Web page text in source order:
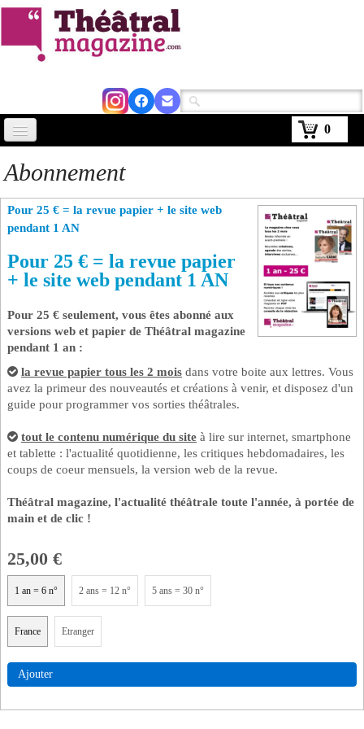
0
Avignon 2026
Critiques
Agenda
Kiosque
Abonnement
Se connecter
Abonnement
Pour 25 € = la revue papier + le site web
pendant 1 AN ​
Pour 25 € = la revue papier
+ le site web pendant 1 AN
Pour 25 € seulement, vous êtes abonné aux
versions web et papier de Théâtral magazine
pendant 1 an :
la revue papier tous les 2 mois dans votre boite aux lettres. Vous
avez la primeur des nouveautés et créations à venir, et disposez d'un
guide pour programmer vos sorties théâtrales.
tout le contenu numérique du site à lire sur internet, smartphone
et tablette : l'actualité quotidienne, les critiques hebdomadaires, les
coups de coeur mensuels, la version web de la revue.
Théâtral magazine, l'actualité théâtrale toute l'année, à portée de
main et de clic !
25,00 €
1 an = 6 n° 2 ans = 12 n° 5 ans = 30 n°
France Etranger
Ajouter